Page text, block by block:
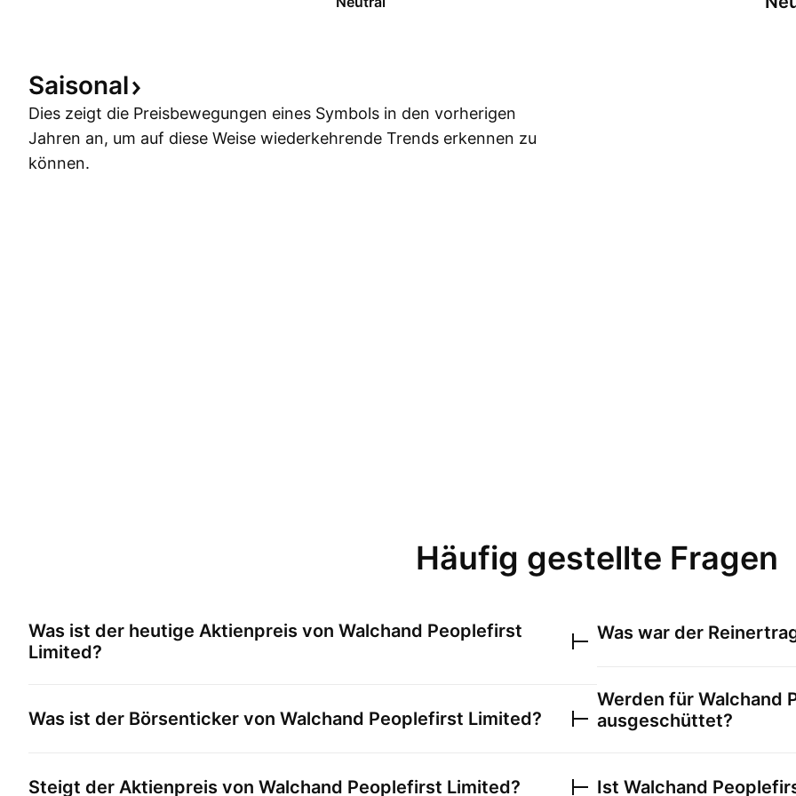
Saisonal
Dies zeigt die Preisbewegungen eines Symbols in den vorherigen
Jahren an, um auf diese Weise wiederkehrende Trends erkennen zu
können.
Häufig gestellte Fragen
Was ist der heutige Aktienpreis von Walchand Peoplefirst
Limited?
Was ist der Börsenticker von Walchand Peoplefirst Limited?
Steigt der Aktienpreis von Walchand Peoplefirst Limited?
Was war der
Werden für Walchand
ausgeschüttet?
Ist Walchand